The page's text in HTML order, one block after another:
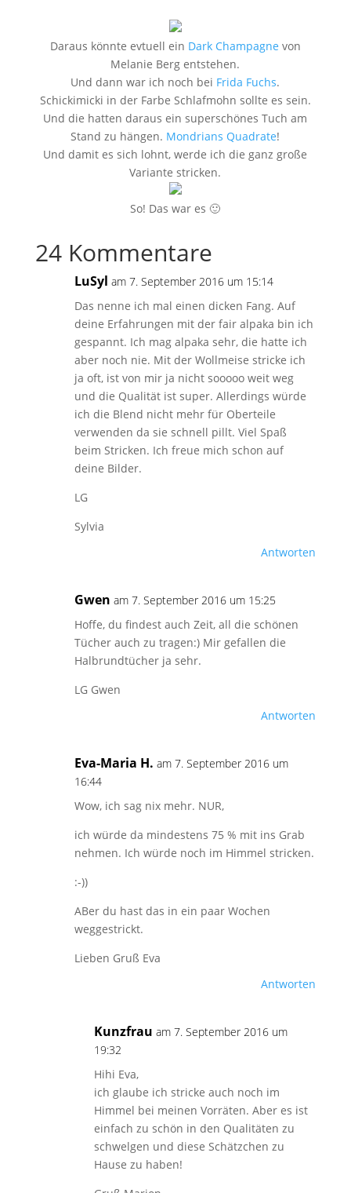
Daraus könnte evtuell ein Dark Champagne von
Melanie Berg entstehen.
Und dann war ich noch bei Frida Fuchs.
Schickimicki in der Farbe Schlafmohn sollte es sein.
Und die hatten daraus ein superschönes Tuch am
Stand zu hängen. Mondrians Quadrate!
Und damit es sich lohnt, werde ich die ganz große
Variante stricken.
So! Das war es 🙂
24 Kommentare
LuSyl am 7. September 2016 um 15:14
Das nenne ich mal einen dicken Fang. Auf
deine Erfahrungen mit der fair alpaka bin ich
gespannt. Ich mag alpaka sehr, die hatte ich
aber noch nie. Mit der Wollmeise stricke ich
ja oft, ist von mir ja nicht sooooo weit weg
und die Qualität ist super. Allerdings würde
ich die Blend nicht mehr für Oberteile
verwenden da sie schnell pillt. Viel Spaß
beim Stricken. Ich freue mich schon auf
deine Bilder.
LG
Sylvia
Antworten
Gwen am 7. September 2016 um 15:25
Hoffe, du findest auch Zeit, all die schönen
Tücher auch zu tragen:) Mir gefallen die
Halbrundtücher ja sehr.
LG Gwen
Antworten
Eva-Maria H. am 7. September 2016 um
16:44
Wow, ich sag nix mehr. NUR,
ich würde da mindestens 75 % mit ins Grab
nehmen. Ich würde noch im Himmel stricken.
:-))
ABer du hast das in ein paar Wochen
weggestrickt.
Lieben Gruß Eva
Antworten
Kunzfrau am 7. September 2016 um
19:32
Hihi Eva,
ich glaube ich stricke auch noch im
Himmel bei meinen Vorräten. Aber es ist
einfach zu schön in den Qualitäten zu
schwelgen und diese Schätzchen zu
Hause zu haben!